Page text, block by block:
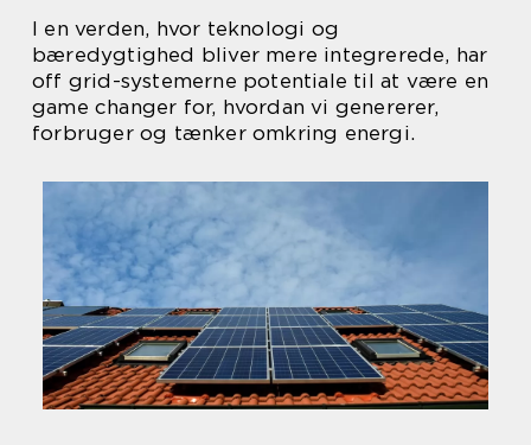
I en verden, hvor teknologi og
bæredygtighed bliver mere integrerede, har
off grid-systemerne potentiale til at være en
game changer for, hvordan vi genererer,
forbruger og tænker omkring energi.